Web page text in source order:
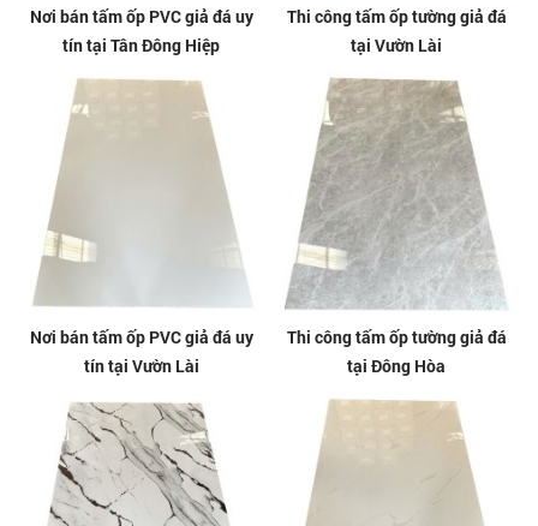
Nơi bán tấm ốp PVC giả đá uy
tín tại Tân Đông Hiệp
Thi công tấm ốp tường giả đá
tại Vườn Lài
Nơi bán tấm ốp PVC giả đá uy
tín tại Vườn Lài
Thi công tấm ốp tường giả đá
tại Đông Hòa